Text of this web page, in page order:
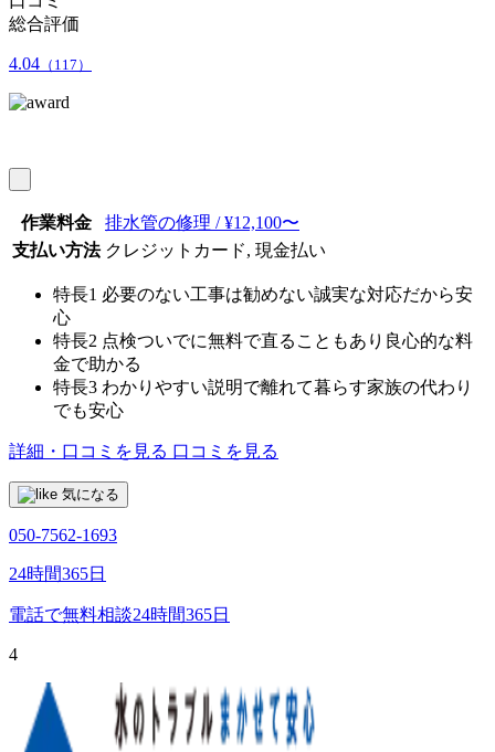
総合評価
4.04 （117）
作業料金
排水管の修理 / ¥12,100〜
支払い方法 クレジットカード, 現金払い
特長1 必要のない工事は勧めない誠実な対応だから安
心
特長2 点検ついでに無料で直ることもあり良心的な料
金で助かる
特長3 わかりやすい説明で離れて暮らす家族の代わり
でも安心
詳細・口コミを見る 口コミを見る
気になる
050-7562-1693
24時間365日
電話で無料相談24時間365日
4